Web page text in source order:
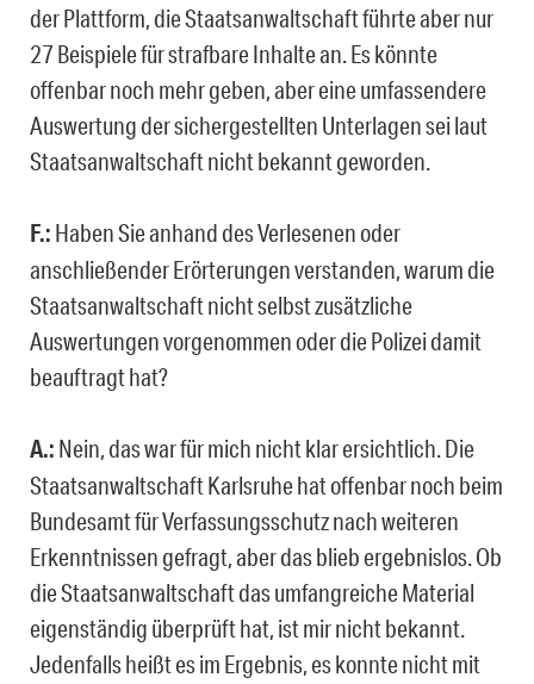
der Plattform, die Staatsanwaltschaft führte aber nur
27 Beispiele für strafbare Inhalte an. Es könnte
offenbar noch mehr geben, aber eine umfassendere
Auswertung der sichergestellten Unterlagen sei laut
Staatsanwaltschaft nicht bekannt geworden.
F.: Haben Sie anhand des Verlesenen oder
anschließender Erörterungen verstanden, warum die
Staatsanwaltschaft nicht selbst zusätzliche
Auswertungen vorgenommen oder die Polizei damit
beauftragt hat?
A.: Nein, das war für mich nicht klar ersichtlich. Die
Staatsanwaltschaft Karlsruhe hat offenbar noch beim
Bundesamt für Verfassungsschutz nach weiteren
Erkenntnissen gefragt, aber das blieb ergebnislos. Ob
die Staatsanwaltschaft das umfangreiche Material
eigenständig überprüft hat, ist mir nicht bekannt.
Jedenfalls heißt es im Ergebnis, es konnte nicht mit